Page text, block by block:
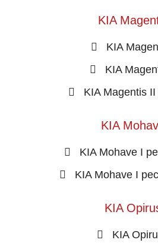
KIA
KIA
KIA
KIA Magentis
KIA
KIA Mohave I
KIA Mohave I
KIA
KIA